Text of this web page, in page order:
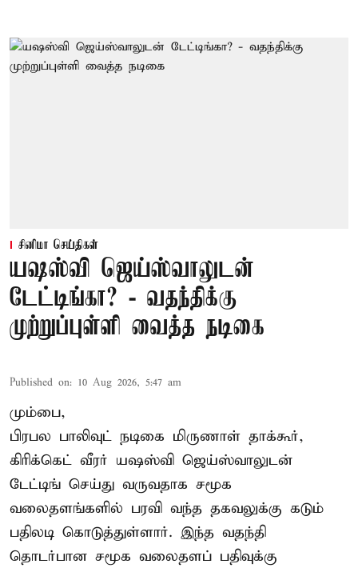
சினிமா செய்திகள்
யஷஸ்வி ஜெய்ஸ்வாலுடன்
டேட்டிங்கா? - வதந்திக்கு
முற்றுப்புள்ளி வைத்த நடிகை
Published on: 10 Aug 2026, 5:47 am
மும்பை,
பிரபல பாலிவுட் நடிகை மிருணாள் தாக்கூர்,
கிரிக்கெட் வீரர் யஷஸ்வி ஜெய்ஸ்வாலுடன்
டேட்டிங் செய்து வருவதாக சமூக
வலைதளங்களில் பரவி வந்த தகவலுக்கு கடும்
பதிலடி கொடுத்துள்ளார். இந்த வதந்தி
தொடர்பான சமூக வலைதளப் பதிவுக்கு